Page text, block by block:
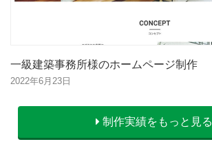
一級建築事務所様のホームページ制作
2022年6月23日
制作実績をもっと見る